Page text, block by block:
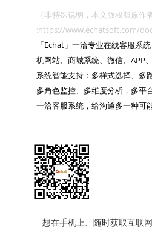
（非特殊说明，本文版权归原作
:https://www.echatsoft.com/
「Echat」一洽专业在线客服系
机网站、商城系统、微信、APP
系统智能支持：多样式选择、多
多角色监控、多维度分析，多平
一洽客服系统，给沟通多一种可
想在手机上、随时获取互联